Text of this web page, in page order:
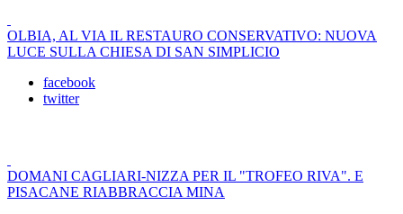
OLBIA, AL VIA IL RESTAURO CONSERVATIVO: NUOVA
LUCE SULLA CHIESA DI SAN SIMPLICIO
facebook
twitter
DOMANI CAGLIARI-NIZZA PER IL "TROFEO RIVA". E
PISACANE RIABBRACCIA MINA